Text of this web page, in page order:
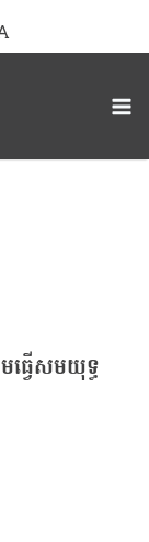
ធ្វើសមយុទ្ធ